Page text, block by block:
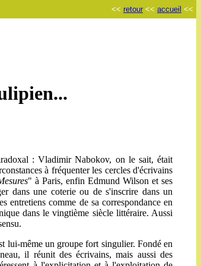
<< retour << accueil <<
: Vladimir Nabokov, on le sait, était
à fréquenter les cercles d'écrivains
" à Paris, enfin Edmund Wilson et ses
dans une coterie ou de s'inscrire dans un
entretiens comme de sa correspondance en
dans le vingtième siècle littéraire. Aussi
lui-même un groupe fort singulier. Fondé en
il réunit des écrivains, mais aussi des